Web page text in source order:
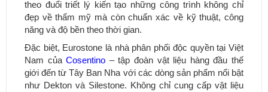
theo đuổi triết lý kiến tạo những công trình không chỉ
đẹp về thẩm mỹ mà còn chuẩn xác về kỹ thuật, công
năng và độ bền theo thời gian.
Đặc biệt, Eurostone là nhà phân phối độc quyền tại Việt
Nam củaCosentino – tập đoàn vật liệu hàng đầu thế
giới đến từ Tây Ban Nha với các dòng sản phẩm nổi bật
như Dekton và Silestone. Không chỉ cung cấp vật liệu